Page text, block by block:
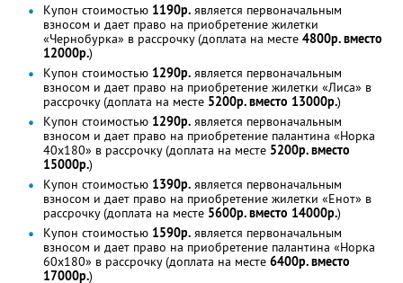
Купон стоимостью 1190р. является первоначальным
взносом и дает право на приобретение жилетки
«Чернобурка» в рассрочку (доплата на месте 4800р. вместо
12000р.)
Купон стоимостью 1290р. является первоначальным
взносом и дает право на приобретение жилетки «Лиса» в
рассрочку (доплата на месте 5200р. вместо 13000р.)
Купон стоимостью 1290р. является первоначальным
взносом и дает право на приобретение палантина «Норка
40х180» в рассрочку (доплата на месте 5200р. вместо
15000р.)
Купон стоимостью 1390р. является первоначальным
взносом и дает право на приобретение жилетки «Енот» в
рассрочку (доплата на месте 5600р. вместо 14000р.)
Купон стоимостью 1590р. является первоначальным
взносом и дает право на приобретение палантина «Норка
60х180» в рассрочку (доплата на месте 6400р. вместо
17000р.)